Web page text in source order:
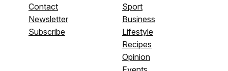
Contact
Newsletter
Subscribe
Sport
Business
Lifestyle
Recipes
Opinion